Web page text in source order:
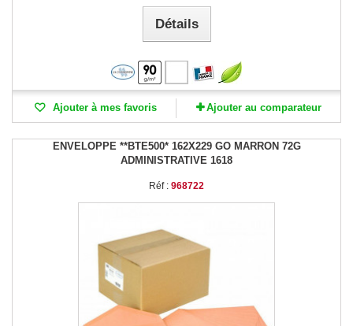
Détails
Ajouter à mes favoris Ajouter au comparateur
ENVELOPPE **BTE500* 162X229 GO MARRON 72G
ADMINISTRATIVE 1618
Réf : 968722